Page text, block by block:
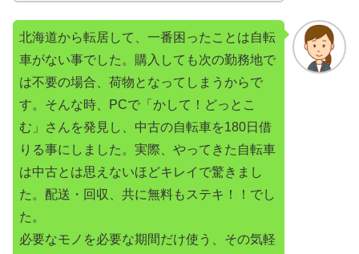
北海道から転居して、一番困ったことは自転
車がない事でした。購入しても次の勤務地で
は不要の場合、荷物となってしまうからで
す。そんな時、PCで「かして！どっとこ
む」さんを発見し、中古の自転車を180日借
りる事にしました。実際、やってきた自転車
は中古とは思えないほどキレイで驚きまし
た。配送・回収、共に無料もステキ！！でし
た。
必要なモノを必要な期間だけ使う、その気軽